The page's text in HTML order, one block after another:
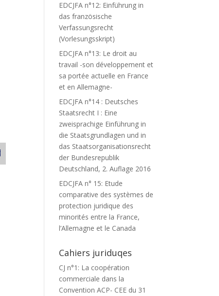
EDCJFA n°12: Einführung in
das französische
Verfassungsrecht
(Vorlesungsskript)
EDCJFA n°13: Le droit au
travail -son développement et
sa portée actuelle en France
et en Allemagne-
EDCJFA n°14 : Deutsches
Staatsrecht I : Eine
zweisprachige Einführung in
die Staatsgrundlagen und in
das Staatsorganisationsrecht
der Bundesrepublik
Deutschland, 2. Auflage 2016
EDCJFA n° 15: Etude
comparative des systèmes de
protection juridique des
minorités entre la France,
l’Allemagne et le Canada
Cahiers juriduqes
CJ n°1: La coopération
commerciale dans la
Convention ACP- CEE du 31